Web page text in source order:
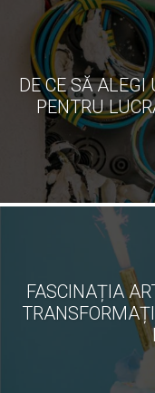
DE CE SĂ
PENTRU
FASCINAȚIA